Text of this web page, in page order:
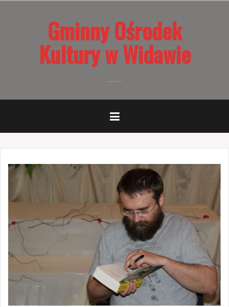
Gminny Ośrodek
Kultury w Widawie